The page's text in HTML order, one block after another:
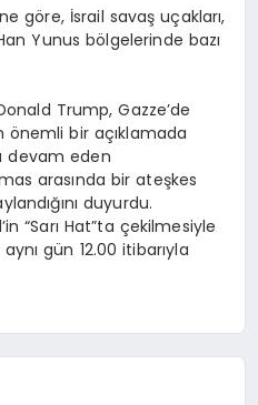
göre, İsrail savaş uçakları,
Yunus bölgelerinde bazı
Trump, Gazze’de
önemli bir açıklamada
devam eden
arasında bir ateşkes
duyurdu.
“Sarı Hat”ta çekilmesiyle
gün 12.00 itibarıyla